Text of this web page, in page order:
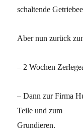
schaltende
Aber nun zurück
– 2 Wochen
– Dann zur Firma
Teile und zum
Grundieren.